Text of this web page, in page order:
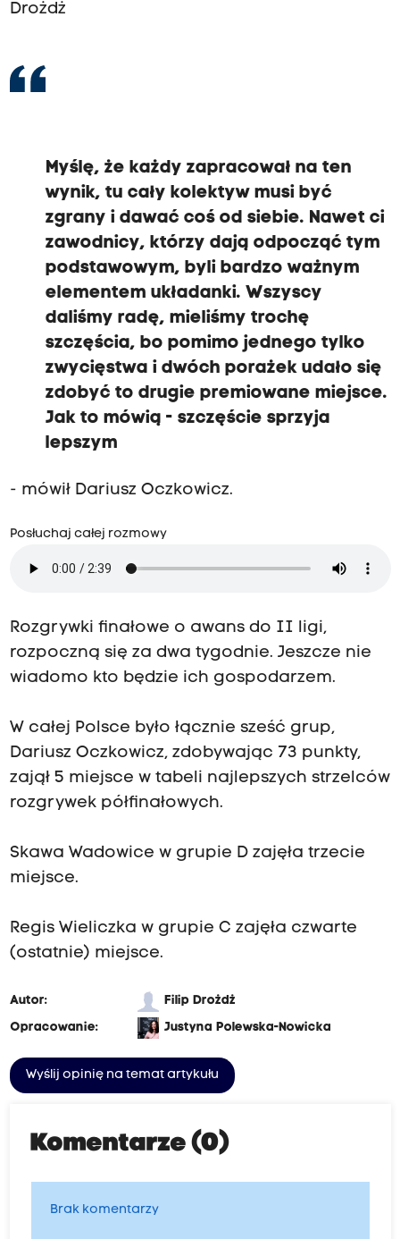
Drożdż
Myślę, że każdy zapracował na ten
wynik, tu cały kolektyw musi być
zgrany i dawać coś od siebie. Nawet ci
zawodnicy, którzy dają odpocząć tym
podstawowym, byli bardzo ważnym
elementem układanki. Wszyscy
daliśmy radę, mieliśmy trochę
szczęścia, bo pomimo jednego tylko
zwycięstwa i dwóch porażek udało się
zdobyć to drugie premiowane miejsce.
Jak to mówią - szczęście sprzyja
lepszym
- mówił Dariusz Oczkowicz.
Posłuchaj całej rozmowy
Rozgrywki finałowe o awans do II ligi,
rozpoczną się za dwa tygodnie. Jeszcze nie
wiadomo kto będzie ich gospodarzem.
W całej Polsce było łącznie sześć grup,
Dariusz Oczkowicz, zdobywając 73 punkty,
zajął 5 miejsce w tabeli najlepszych strzelców
rozgrywek półfinałowych.
Skawa Wadowice w grupie D zajęła trzecie
miejsce.
Regis Wieliczka w grupie C zajęła czwarte
(ostatnie) miejsce.
Autor:
Filip Drożdż
Opracowanie:
Justyna Polewska-Nowicka
Wyślij opinię na temat artykułu
Komentarze (0)
Brak komentarzy